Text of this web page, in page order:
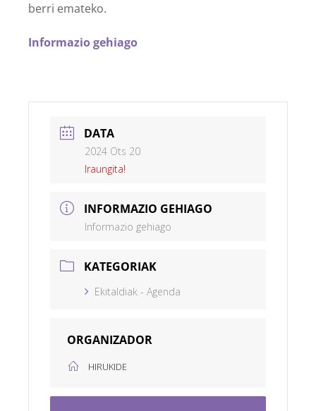
berri emateko.
Informazio gehiago
DATA
2024 Ots 20
Iraungita!
INFORMAZIO GEHIAGO
Informazio gehiago
KATEGORIAK
Ekitaldiak - Agenda
ORGANIZADOR
HIRUKIDE